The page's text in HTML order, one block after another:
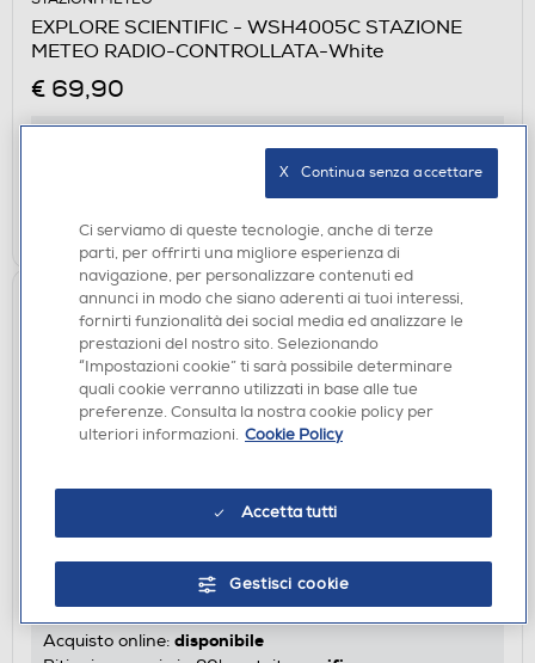
EXPLORE SCIENTIFIC - WSH4005C STAZIONE
METEO RADIO-CONTROLLATA-White
€ 69,90
Ritiro in negozio in 30' gratuito: verifica
AGGIUNGI
Acquisto online: disponibile
Ci serviamo di queste tecnologie, anche di terze
parti, per offrirti una migliore esperienza di
navigazione, per personalizzare contenuti ed
annunci in modo che siano aderenti ai tuoi interessi,
fornirti funzionalità dei social media ed analizzare le
prestazioni del nostro sito. Selezionando
“Impostazioni cookie” ti sarà possibile determinare
quali cookie verranno utilizzati in base alle tue
preferenze. Consulta la nostra cookie policy per
ulteriori informazioni. Cookie Policy
Accetta tutti
Gestisci cookie
X   Continua senza accettare